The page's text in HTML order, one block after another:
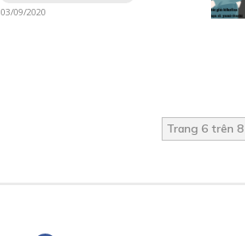
03/09/2020
Trang 6 trên 8